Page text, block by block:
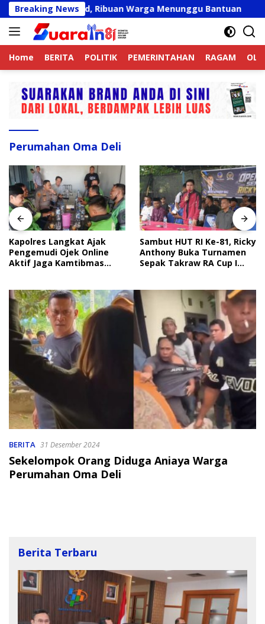
Langsung
ke
konten
Breaking News
Belum Valid, Ribuan Warga Menunggu Bantuan
Home BERITA POLITIK PEMERINTAHAN RAGAM
Perumahan Oma Deli
Kapolres Langkat Ajak
Pengemudi Ojek Online
Aktif Jaga Kamtibmas
Sambut HUT RI Ke-81, Ricky
Anthony Buka Turnamen
Sepak Takraw RA Cup I
BERITA 31 Desember 2024
Sekelompok Orang Diduga Aniaya Warga
Perumahan Oma Deli
Berita Terbaru